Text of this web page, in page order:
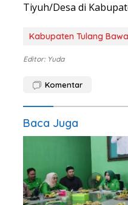
Tiyuh/Desa di
Kabupaten Tulang
Editor: Yuda
Komentar
Baca Juga